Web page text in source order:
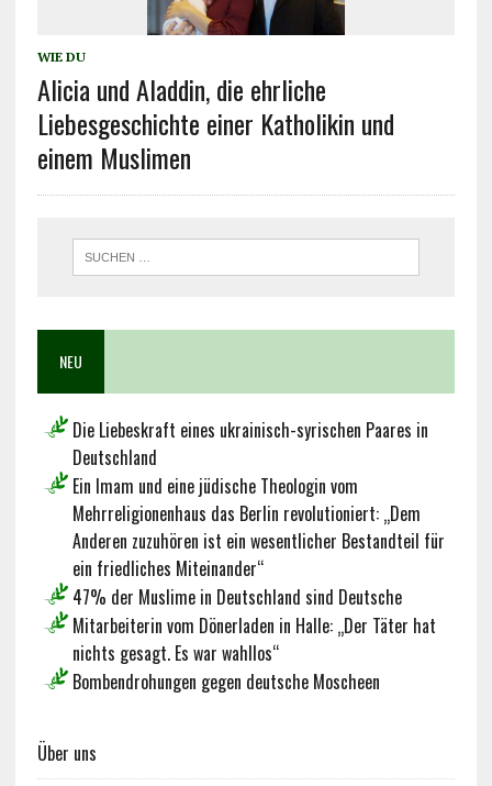
WIE DU
Alicia und Aladdin, die ehrliche
Liebesgeschichte einer Katholikin und
einem Muslimen
NEU
Die Liebeskraft eines ukrainisch-syrischen Paares in
Deutschland
Ein Imam und eine jüdische Theologin vom
Mehrreligionenhaus das Berlin revolutioniert: „Dem
Anderen zuzuhören ist ein wesentlicher Bestandteil für
ein friedliches Miteinander“
47% der Muslime in Deutschland sind Deutsche
Mitarbeiterin vom Dönerladen in Halle: „Der Täter hat
nichts gesagt. Es war wahllos“
Bombendrohungen gegen deutsche Moscheen
Über uns